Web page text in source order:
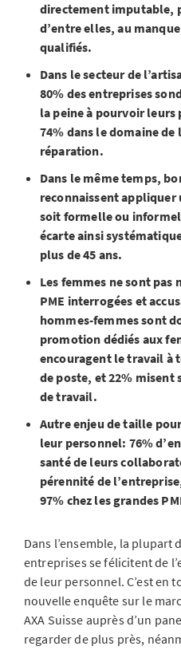
directement imputable,
d’entre elles, au
qualifiés.
Dans le secteur de
80% des entreprises
la peine à pourvoir
74% dans le domaine
réparation.
Dans le même temps,
reconnaissent appliquer
soit formelle ou
écarte ainsi
plus de 45 ans.
Les femmes ne sont pas
PME interrogées et
hommes-femmes sont
promotion dédiés aux
encouragent le travail à
de poste, et 22%
de travail.
Autre enjeu de taille
leur personnel: 76%
santé de leurs
pérennité de
97% chez les grandes
Dans l’ensemble, la plupart
entreprises se félicitent de
de leur personnel. C’est en
nouvelle enquête sur le
AXA Suisse auprès d’un
regarder de plus près,